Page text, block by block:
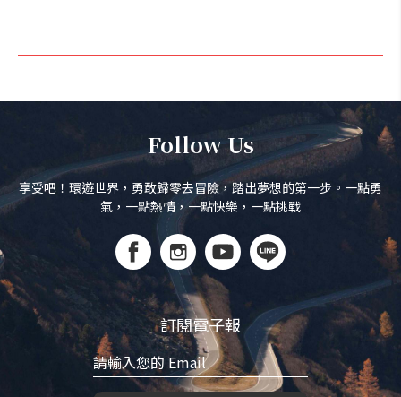
Follow Us
享受吧！環遊世界，勇敢歸零去冒險，踏出夢想的第一步。一點勇
氣，一點熱情，一點快樂，一點挑戰
訂閱電子報